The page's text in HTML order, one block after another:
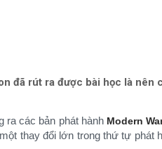
đã rút ra được bài học là nên
ra các bản phát hành Modern
thay đổi lớn trong thứ tự phát